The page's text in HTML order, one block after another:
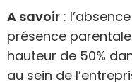
A savoir :
présence
hauteur de 50%
au sein de